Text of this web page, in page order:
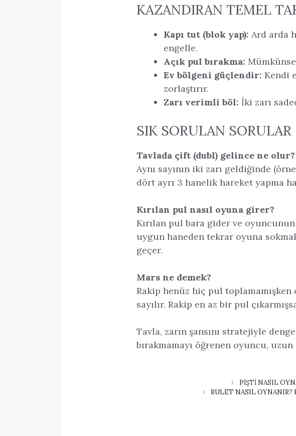
KAZANDIRAN TEMEL
Kapı tut (blok yap): Ard arda
engelle.
Açık pul bırakma:
Ev bölgeni güçlendir: Kendi
zorlaştırır.
Zarı verimli böl: İki zarı
SIK SORULAN SORULAR
Tavlada çift (dubl) gelince ne olur?
Aynı sayının iki zarı geldiğinde
dört ayrı 3 hanelik hareket yapma
Kırılan pul nasıl oyuna girer?
Kırılan pul bara gider ve
uygun haneden tekrar oyuna
geçer.
Mars ne demek?
Rakip henüz hiç pul
sayılır. Rakip en az bir pul
Tavla, zarın şansını stratejiyle
bırakmamayı öğrenen oyuncu,
PIŞTI NASIL
RULET NASIL OYNANIR?